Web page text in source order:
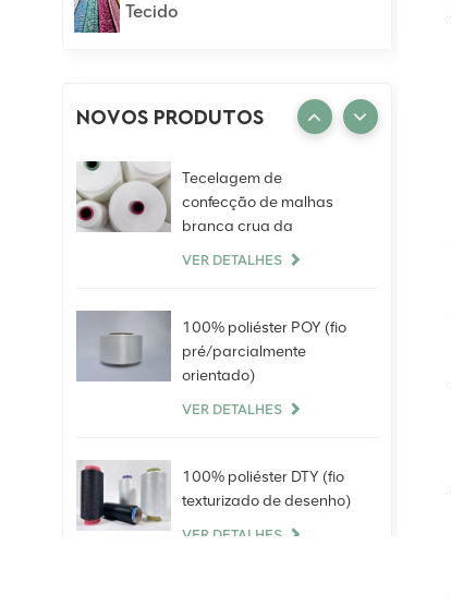
Tecido
NOVOS PRODUTOS
Tecelagem de
confecção de malhas
branca crua da
categoria do AA do fio
100%
VER DETALHES
100% poliéster POY (fio
pré/parcialmente
orientado)
VER DETALHES
100% poliéster DTY (fio
texturizado de desenho)
VER DETALHES